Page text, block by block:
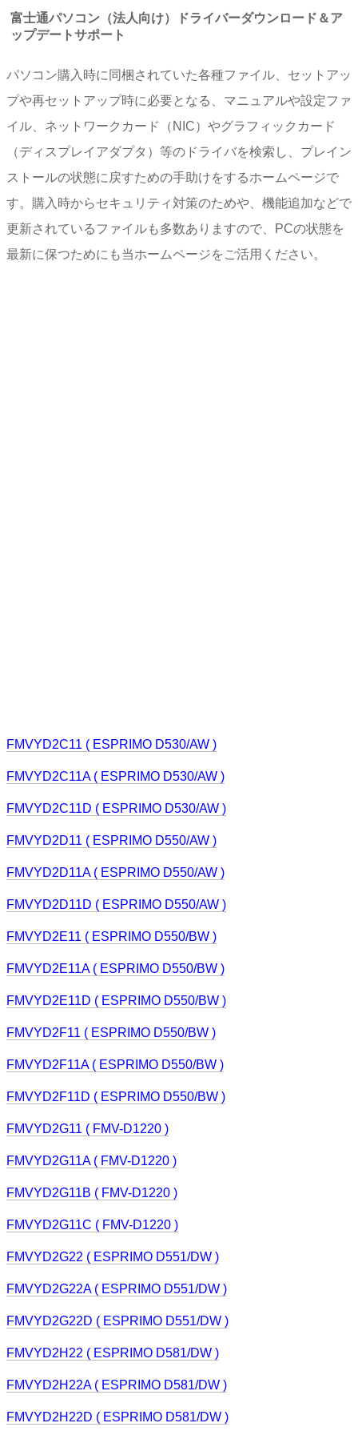
富士通パソコン（法人向け）ドライバーダウンロード＆ア
ップデートサポート
パソコン購入時に同梱されていた各種ファイル、セットアッ
プや再セットアップ時に必要となる、マニュアルや設定ファ
イル、ネットワークカード（NIC）やグラフィックカード
（ディスプレイアダプタ）等のドライバを検索し、プレイン
ストールの状態に戻すための手助けをするホームページで
す。購入時からセキュリティ対策のためや、機能追加などで
更新されているファイルも多数ありますので、PCの状態を
最新に保つためにも当ホームページをご活用ください。
FMVYD2C11 ( ESPRIMO D530/AW )
FMVYD2C11A ( ESPRIMO D530/AW )
FMVYD2C11D ( ESPRIMO D530/AW )
FMVYD2D11 ( ESPRIMO D550/AW )
FMVYD2D11A ( ESPRIMO D550/AW )
FMVYD2D11D ( ESPRIMO D550/AW )
FMVYD2E11 ( ESPRIMO D550/BW )
FMVYD2E11A ( ESPRIMO D550/BW )
FMVYD2E11D ( ESPRIMO D550/BW )
FMVYD2F11 ( ESPRIMO D550/BW )
FMVYD2F11A ( ESPRIMO D550/BW )
FMVYD2F11D ( ESPRIMO D550/BW )
FMVYD2G11 ( FMV-D1220 )
FMVYD2G11A ( FMV-D1220 )
FMVYD2G11B ( FMV-D1220 )
FMVYD2G11C ( FMV-D1220 )
FMVYD2G22 ( ESPRIMO D551/DW )
FMVYD2G22A ( ESPRIMO D551/DW )
FMVYD2G22D ( ESPRIMO D551/DW )
FMVYD2H22 ( ESPRIMO D581/DW )
FMVYD2H22A ( ESPRIMO D581/DW )
FMVYD2H22D ( ESPRIMO D581/DW )